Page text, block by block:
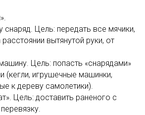
Цель: передать все мячики,
вытянутой руки, от
Цель: попасть «снарядами»
(кегли, игрушечные машинки,
к дереву самолетики).
Цель: доставить раненого с